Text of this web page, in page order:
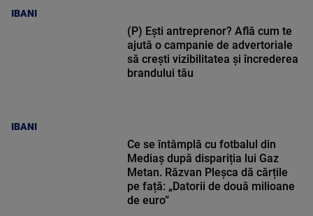
IBANI
IBANI
(P) Ești antreprenor? Află cum te
ajută o campanie de advertoriale
să crești vizibilitatea și încrederea
brandului tău
Ce se întâmplă cu fotbalul din
Mediaș după dispariția lui Gaz
Metan. Răzvan Pleșca dă cărțile
pe față: „Datorii de două milioane
de euro”